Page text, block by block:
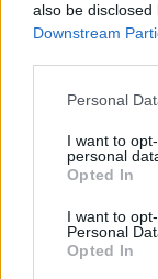
also be
Downstream
Please note that
not limited to
grant or deny
use your data
consent section.
Personal
I want to
personal
Opted In
I want to
Personal
Opted In
MI, MAGYAROK
Hazakerült
relikvia
II. Rákóczi
ÖRÖKSÉG
Rákóczi és
kifli és a